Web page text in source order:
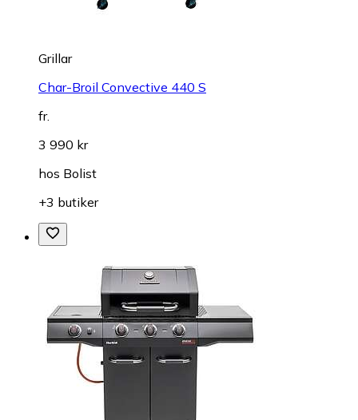
Grillar
Char-Broil Convective 440 S
fr.
3 990 kr
hos Bolist
+3 butiker